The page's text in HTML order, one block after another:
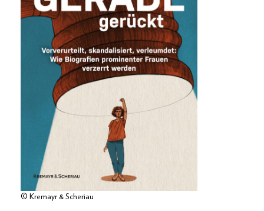
© Kremayr & Scheriau